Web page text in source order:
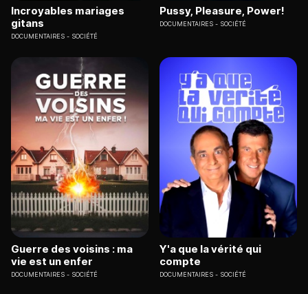
Incroyables mariages
gitans
DOCUMENTAIRES SOCIÉTÉ
Pussy, Pleasure, Power!
DOCUMENTAIRES SOCIÉTÉ
Guerre des voisins : ma
vie est un enfer
DOCUMENTAIRES SOCIÉTÉ
Y'a que la vérité qui
compte
DOCUMENTAIRES SOCIÉTÉ